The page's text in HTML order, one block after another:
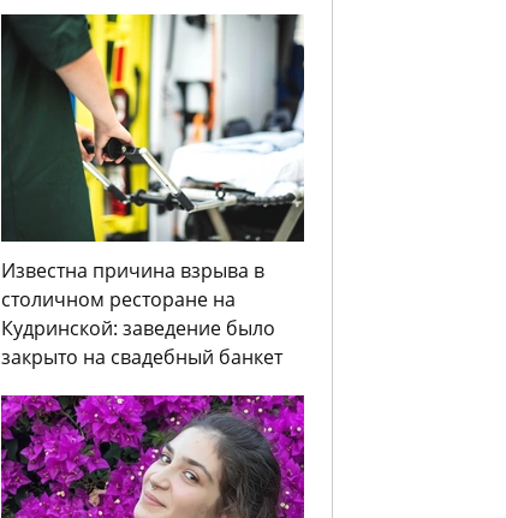
Известна причина взрыва в
столичном ресторане на
Кудринской: заведение было
закрыто на свадебный банкет